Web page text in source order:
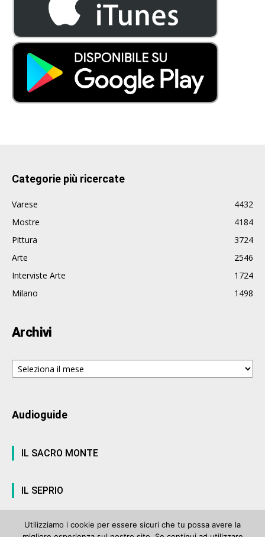
Categorie più ricercate
Varese
4432
Mostre
4184
Pittura
3724
Arte
2546
Interviste Arte
1724
Milano
1498
Archivi
Archivi
Audioguide
IL SACRO MONTE
IL SEPRIO
Utilizziamo i cookie per essere sicuri che tu possa avere la